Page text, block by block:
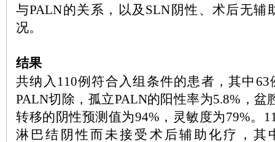
与PALN的关系，以及SLN阴性、术后无辅
况。
结果
共纳入110例符合入组条件的患者，其中63
PALN切除，孤立PALN的阳性率为5.8%，盆
转移的阴性预测值为94%，灵敏度为79%。
淋巴结阴性而未接受术后辅助化疗，其